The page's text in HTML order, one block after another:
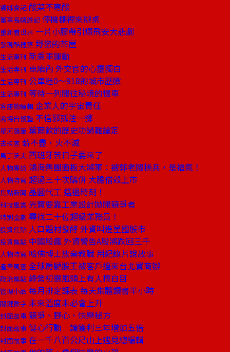
饕姊食記 酸菜不寒酸
董事長嬉遊記 停機棚裡來辦桌
重新看世界 一片小膠帶引爆飛安大悲劇
發現酷建築 野蠻的茶屋
生活專刊 新乘車運動
生活專刊 車廂內 外交官的心靈獨白
生活專刊 公車迷0～918的城市歷險
生活專刊 等待一列開往秘境的慢車
客座總編輯 企業人的宇宙責任
商場自慢塾 不信邪孤注一擲
星河隨筆 葉爾欽的歷史功過難論定
去梯言 薪不盡，火不滅
馬丁沃夫 西班牙苦日子要來了
人物專訪 鴻海集團面板大將軍：被郭老闆操兵，是福氣！
人物特寫 超過三十次購併 大膽借殼上市
焦點新聞 晶圓代工 選邊時刻！
科技風雲 光寶要靠工業設計拋開競爭者
特別企劃 尋找二十位超級業務員！
投資焦點 人口題材發酵 外資叫進星國股市
投資焦點 中國股瘋 外資警告A股將跌回三千
人物特寫 哈佛博士放棄教職 用紀錄片說故事
產業風雲 全球房顧股王被客戶逼來台北買商辦
政治焦點 綠營初選風頭上有人搞白目
管理小品 每月排定課表 每天集體讀書半小時
關鍵數字 未來溫度未必會上升
封面故事 競爭、野心、快樂秘方
封面故事 健心行動 讓獲利三年增加五倍
封面故事 在一千八百公尺山上遇見總編輯